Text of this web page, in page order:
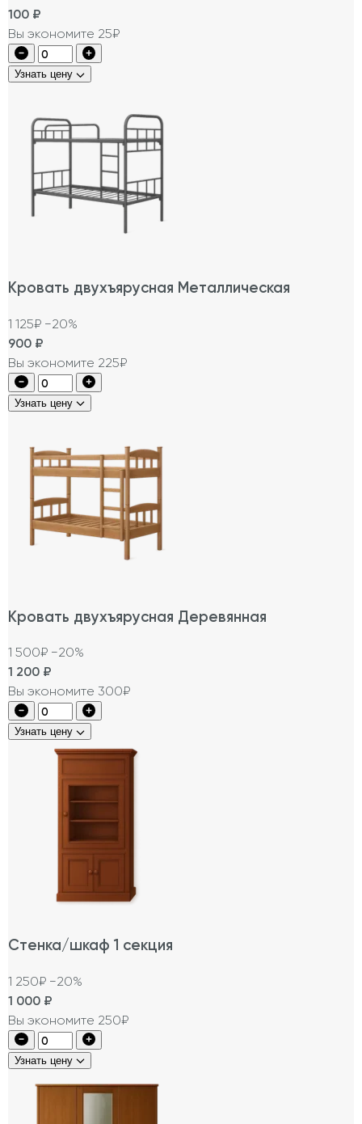
100 ₽
Вы экономите 25₽
Узнать цену
Кровать двухъярусная Металлическая
1 125₽ −20%
900 ₽
Вы экономите 225₽
Узнать цену
Кровать двухъярусная Деревянная
1 500₽ −20%
1 200 ₽
Вы экономите 300₽
Узнать цену
Стенка/шкаф 1 секция
1 250₽ −20%
1 000 ₽
Вы экономите 250₽
Узнать цену